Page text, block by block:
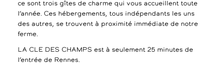
ce sont trois gîtes de charme qui vous accueillent toute
l’année. Ces hébergements, tous indépendants les uns
des autres, se trouvent à proximité immédiate de notre
ferme.
LA CLE DES CHAMPS est à seulement 25 minutes de
l’entrée de Rennes.